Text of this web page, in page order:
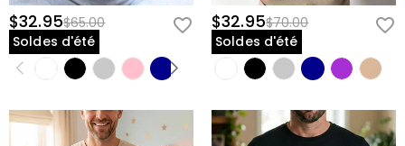
$32.95$65.00
Soldes d'été
$32.95$70.00
Soldes d'été